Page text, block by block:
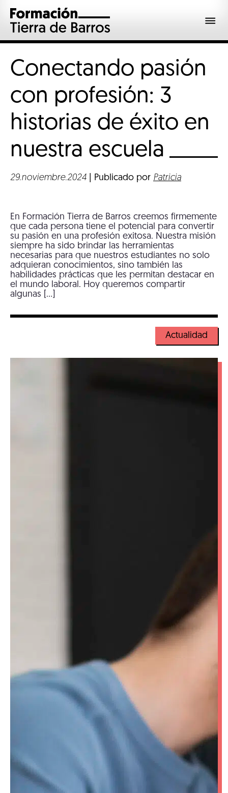
Conectando pasión
con profesión: 3
historias de éxito en
nuestra escuela
29.noviembre.2024 | Publicado por Patricia
En Formación Tierra de Barros creemos firmemente
que cada persona tiene el potencial para convertir
su pasión en una profesión exitosa. Nuestra misión
siempre ha sido brindar las herramientas
necesarias para que nuestros estudiantes no solo
adquieran conocimientos, sino también las
habilidades prácticas que les permitan destacar en
el mundo laboral. Hoy queremos compartir
algunas […]
Actualidad